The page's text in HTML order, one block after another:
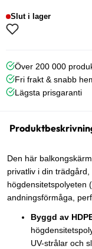
Slut i lager
Över 200 000
Fri frakt & snabb
Lägsta prisgaranti
Den här
privatliv i din
högdensitetspolyeten
andningsförmåga,
Byggd av
UV-strålar och